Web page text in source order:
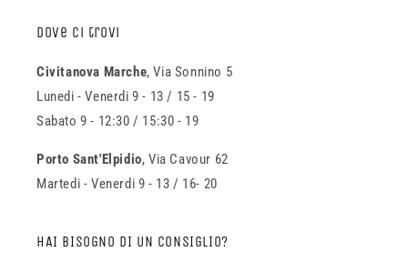
Dove ci trovi
Civitanova Marche, Via Sonnino 5
Lunedi - Venerdi 9 - 13 / 15 - 19
Sabato 9 - 12:30 / 15:30 - 19
Porto Sant'Elpidio, Via Cavour 62
Martedi - Venerdi 9 - 13 / 16- 20
HAI BISOGNO DI UN CONSIGLIO?